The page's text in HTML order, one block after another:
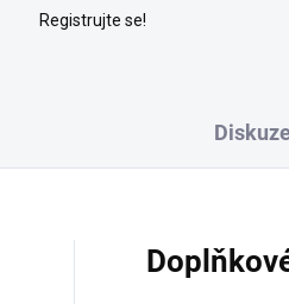
Registrujte se!